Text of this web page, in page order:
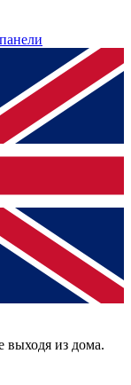
выходя из дома.